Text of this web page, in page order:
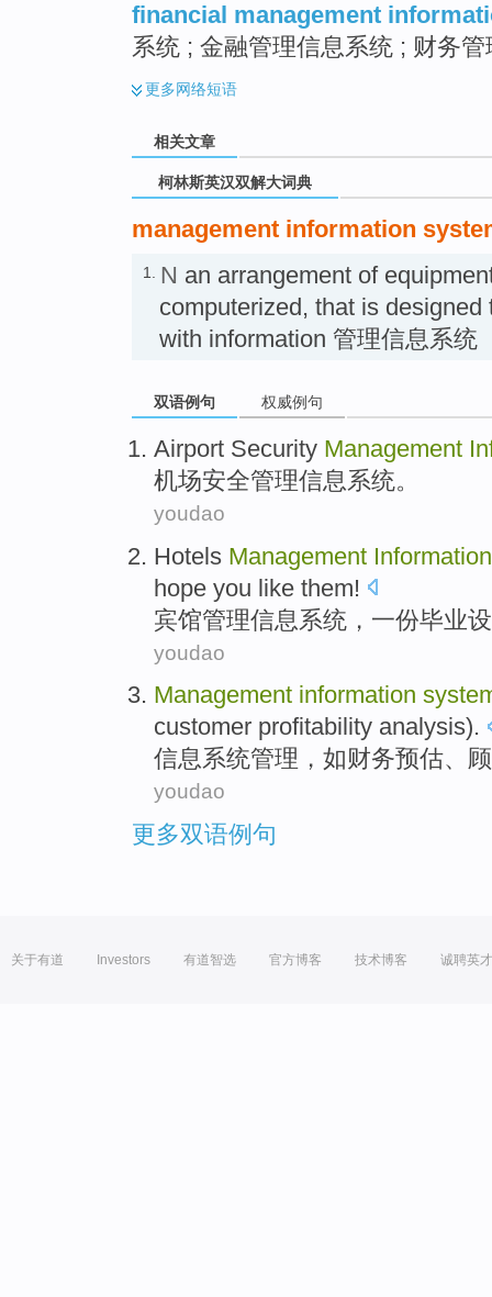
financial management
系统 ; 金融管理信息系统 ; 财务
更多网络短语
相关文章
柯林斯英汉双解大词典
management information
1. N an arrangement of
computerized, that is
with information 管理信息系统
双语例句 权威例句
Airport Security Management
机场安全管理信息系统。
youdao
Hotels Management Information
hope you like them!
宾馆管理信息系统 ， 一份毕业
youdao
Management information
customer profitability analysis).
信息系统管理 ，如财务预估、
youdao
更多双语例句
关于有道 Investors 有道智选 官方博客 技术博客 诚聘英才